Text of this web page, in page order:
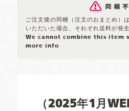
ご注文後の同梱（注文のおまとめ）
いただいた場合、それぞれ送料が発
We cannot combine this item
more info
（2025年1月